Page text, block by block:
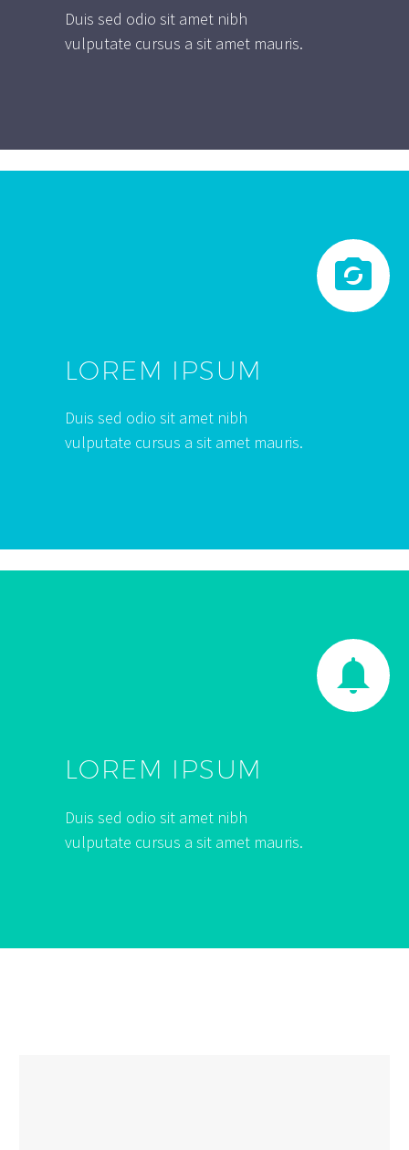
Duis sed odio sit amet nibh
vulputate cursus a sit amet mauris.


LOREM IPSUM
Duis sed odio sit amet nibh
vulputate cursus a sit amet mauris.


LOREM IPSUM
Duis sed odio sit amet nibh
vulputate cursus a sit amet mauris.